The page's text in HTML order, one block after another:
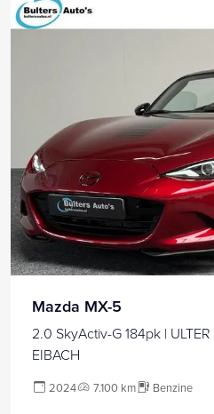
Mazda MX-5
2.0 SkyActiv-G 184pk | ULTER
EIBACH
2024 7.100 km Benzine